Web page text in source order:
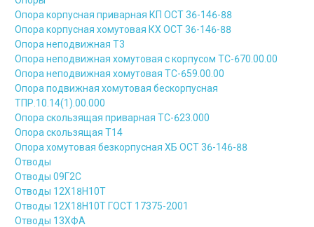
Опора корпусная приварная КП ОСТ 36-146-88
Опора корпусная хомутовая КХ ОСТ 36-146-88
Опора неподвижная Т3
Опора неподвижная хомутовая с корпусом ТС-670.00.00
Опора неподвижная хомутовая ТС-659.00.00
Опора подвижная хомутовая бескорпусная
ТПР.10.14(1).00.000
Опора скользящая приварная ТС-623.000
Опора скользящая Т14
Опора хомутовая безкорпусная ХБ ОСТ 36-146-88
Отводы
Отводы 09Г2С
Отводы 12Х18Н10Т
Отводы 12Х18Н10Т ГОСТ 17375-2001
Отводы 13ХФА